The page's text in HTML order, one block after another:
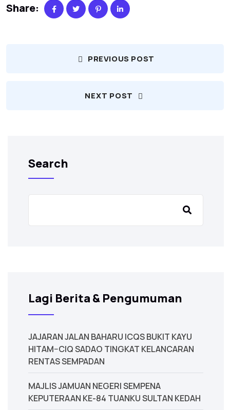
Share:
PREVIOUS POST
NEXT POST
Search
Lagi Berita & Pengumuman
JAJARAN JALAN BAHARU ICQS BUKIT KAYU
HITAM–CIQ SADAO TINGKAT KELANCARAN
RENTAS SEMPADAN
MAJLIS JAMUAN NEGERI SEMPENA
KEPUTERAAN KE-84 TUANKU SULTAN KEDAH